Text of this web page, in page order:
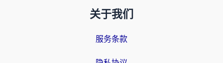
关于我们
服务条款